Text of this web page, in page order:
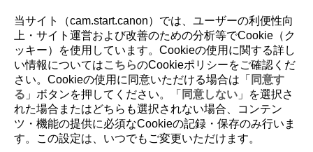
D095-137
動画再生カウント
動画再生画面に表示する内容を選ぶことができます。
当サイト（cam.start.canon）では、ユーザーの利便性向
上・サイト運営および改善のための分析等でCookie（ク
ッキー）を使用しています。Cookieの使用に関する詳し
い情報についてはこちらのCookieポリシーをご確認くだ
さい。Cookieの使用に同意いただける場合は「 同意す
る 」ボタンを押してください。「 同意しない 」を選択さ
れた場合またはどちらも選択されない場合、コンテン
ツ・機能の提供に必須なCookieの記録・保存のみ行いま
す。この設定は、いつでもご変更いただけます。